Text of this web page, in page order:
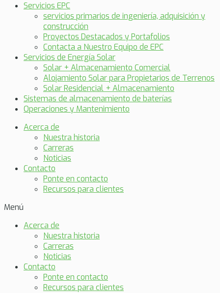
Servicios EPC
servicios primarios de ingeniería, adquisición y
construcción
Proyectos Destacados y Portafolios
Contacta a Nuestro Equipo de EPC
Servicios de Energía Solar
Solar + Almacenamiento Comercial
Alojamiento Solar para Propietarios de Terrenos
Solar Residencial + Almacenamiento
Sistemas de almacenamiento de baterías
Operaciones y Mantenimiento
Acerca de
Nuestra historia
Carreras
Noticias
Contacto
Ponte en contacto
Recursos para clientes
Menú
Acerca de
Nuestra historia
Carreras
Noticias
Contacto
Ponte en contacto
Recursos para clientes